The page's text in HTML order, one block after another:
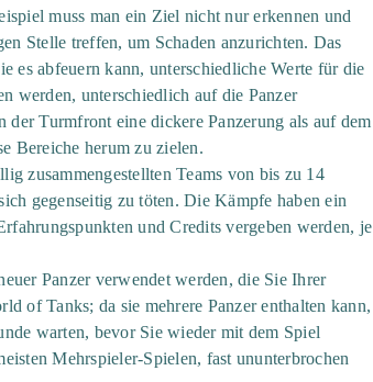
muss man ein Ziel nicht nur erkennen und
Stelle treffen, um Schaden anzurichten. Das
es abfeuern kann, unterschiedliche Werte für die
werden, unterschiedlich auf die Panzer
der Turmfront eine dickere Panzerung als auf dem
Bereiche herum zu zielen.
zusammengestellten Teams von bis zu 14
gegenseitig zu töten. Die Kämpfe haben ein
und Credits vergeben werden, je
Panzer verwendet werden, die Sie Ihrer
of Tanks; da sie mehrere Panzer enthalten kann,
warten, bevor Sie wieder mit dem Spiel
Mehrspieler-Spielen, fast ununterbrochen